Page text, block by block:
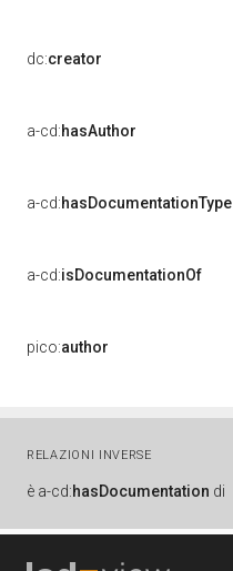
dc:creator
a-cd:hasAuthor
a-cd:hasDocumentationType
a-cd:isDocumentationOf
pico:author
RELAZIONI INVERSE
è a-cd:hasDocumentation di